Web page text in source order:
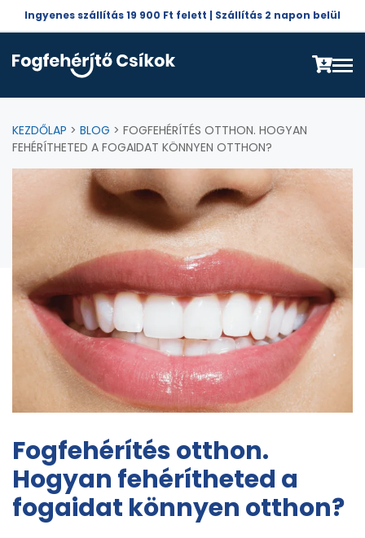
Ingyenes szállítás 19 900 Ft felett | Szállítás 2 napon belül
KEZDŐLAP > BLOG > FOGFEHÉRÍTÉS OTTHON. HOGYAN
FEHÉRÍTHETED A FOGAIDAT KÖNNYEN OTTHON?
Fogfehérítés otthon.
Hogyan fehérítheted a
fogaidat könnyen otthon?